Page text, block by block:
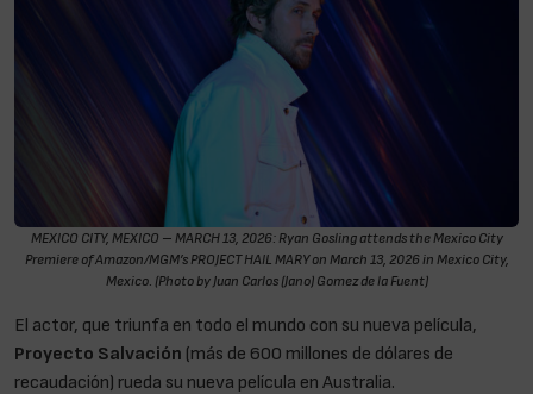
MEXICO CITY, MEXICO – MARCH 13, 2026: Ryan Gosling attends the Mexico City
Premiere of Amazon/MGM’s PROJECT HAIL MARY on March 13, 2026 in Mexico City,
Mexico. (Photo by Juan Carlos (Jano) Gomez de la Fuent)
El actor, que triunfa en todo el mundo con su nueva película,
Proyecto Salvación (más de 600 millones de dólares de
recaudación) rueda su nueva película en Australia.